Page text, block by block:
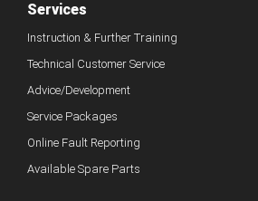
Services
Instruction & Further Training
Technical Customer Service
Advice/Development
Service Packages
Online Fault Reporting
Available Spare Parts